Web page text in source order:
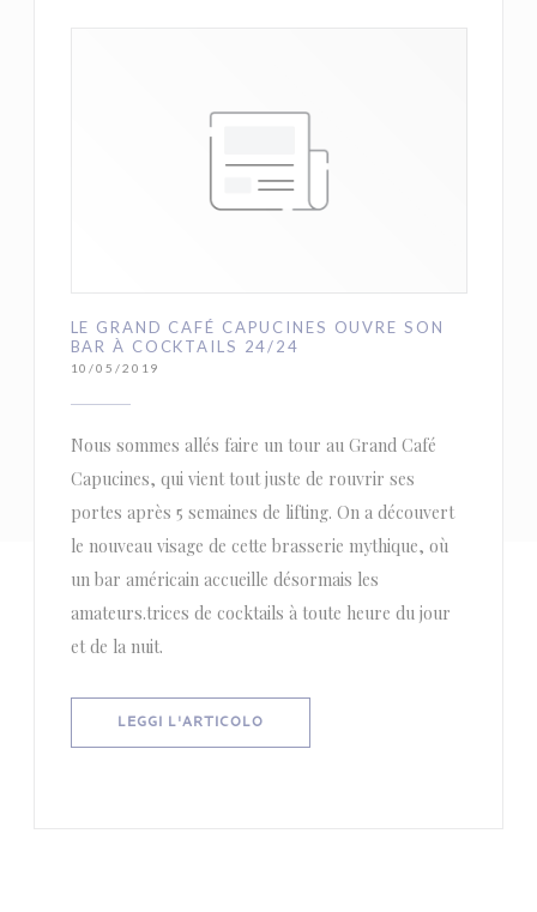
LE GRAND CAFÉ CAPUCINES OUVRE SON
BAR À COCKTAILS 24/24
10/05/2019
Nous sommes allés faire un tour au Grand Café
Capucines, qui vient tout juste de rouvrir ses
portes après 5 semaines de lifting. On a découvert
le nouveau visage de cette brasserie mythique, où
un bar américain accueille désormais les
amateurs.trices de cocktails à toute heure du jour
et de la nuit.
LEGGI L'ARTICOLO((APRE UNA NUOVA FINESTRA))